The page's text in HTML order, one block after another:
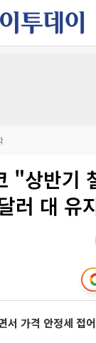
"상반기
러 대 유
서 가격 안정세 접